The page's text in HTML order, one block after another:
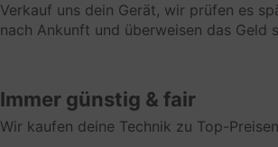
Verkauf uns dein Gerät, wir prüfen es
nach Ankunft und überweisen das Geld
Immer günstig & fair
Wir kaufen deine Technik zu Top-
Datenverarbeiters zu lesen
https://www.clevertronic.de/privacy
Funktionelle Cookies dienen der
verhaltensorientierten Werbung.